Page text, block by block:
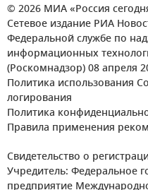
© 2026 МИА «Россия
Сетевое издание РИА
Федеральной службе по
информационных
(Роскомнадзор) 08 апреля
Политика использования
логирования
Политика
Правила применения
Свидетельство о
Учредитель: Федеральное